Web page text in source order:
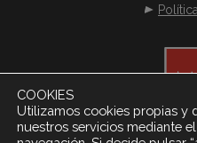
COOKIES
Utilizamos cookies propias y
nuestros servicios mediante